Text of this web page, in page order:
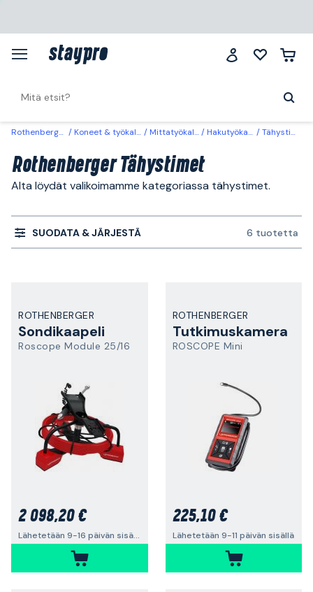
Rothenberger Koneet & työkalut Mittatyökalut Hakutyökalut Tähystimet
Rothenberger Tähystimet
Alta löydät valikoimamme kategoriassa tähystimet.
SUODATA & JÄRJESTÄ 6 tuotetta
ROTHENBERGER
Sondikaapeli
Roscope Module 25/16
2 098,20 €
Lähetetään 9-16 päivän sisällä
ROTHENBERGER
Tutkimuskamera
ROSCOPE Mini
225,10 €
Lähetetään 9-11 päivän sisällä